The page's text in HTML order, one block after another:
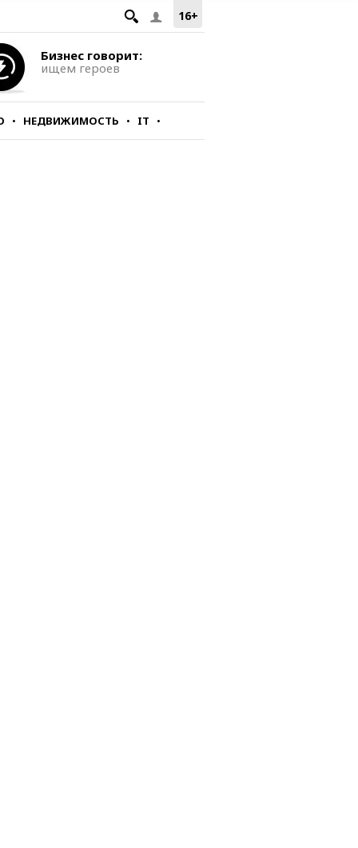
16+
Бизнес говорит:
ищем героев
НЕДВИЖИМОСТЬ IT